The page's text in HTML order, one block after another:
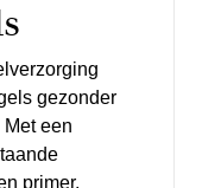
gezonder
een
primer,